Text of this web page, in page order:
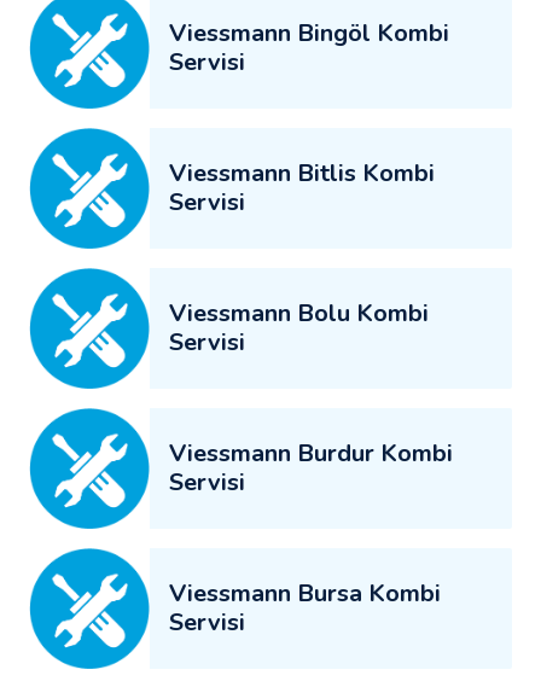
Viessmann Bingöl Kombi
Servisi
Viessmann Bitlis Kombi
Servisi
Viessmann Bolu Kombi
Servisi
Viessmann Burdur Kombi
Servisi
Viessmann Bursa Kombi
Servisi